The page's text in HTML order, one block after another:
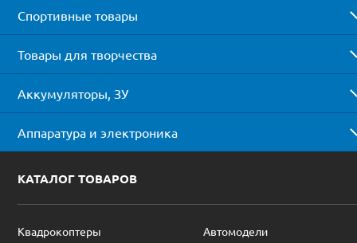
Спортивные товары
Товары для творчества
Аккумуляторы, ЗУ
Аппаратура и электроника
КАТАЛОГ ТОВАРОВ
Квадрокоптеры
Автомодели